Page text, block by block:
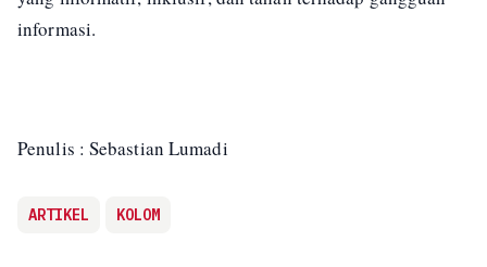
informasi.
Penulis : Sebastian Lumadi
ARTIKEL KOLOM